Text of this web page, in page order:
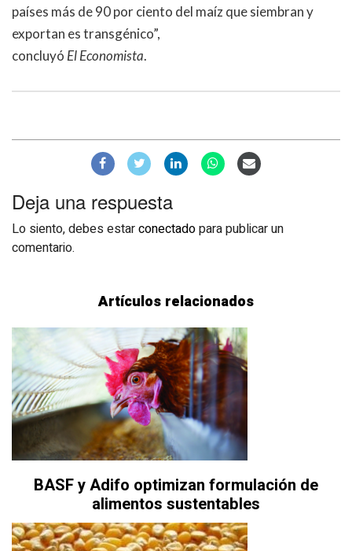
países más de 90 por ciento del maíz que siembran y
exportan es transgénico”,
concluyó El Economista.
Deja una respuesta
Lo siento, debes estarconectadopara publicar un
comentario.
Artículos relacionados
BASF y Adifo optimizan formulación de
alimentos sustentables